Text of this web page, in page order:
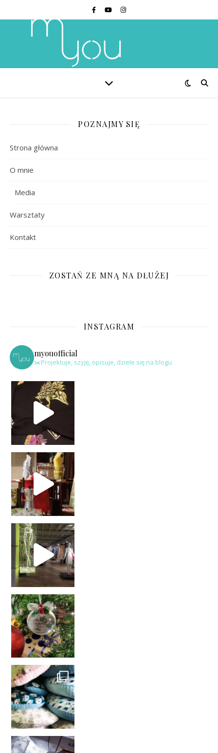
POZNAJMY SIĘ
Strona główna
O mnie
Media
Warsztaty
Kontakt
ZOSTAŃ ZE MNĄ NA DŁUŻEJ
INSTAGRAM
myouofficial
✂️Projektuje, szyję, opisuje, dziele się na blogu.